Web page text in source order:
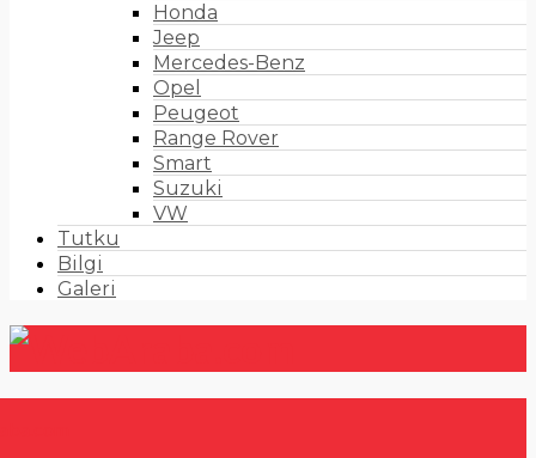
Honda
Jeep
Mercedes-Benz
Opel
Peugeot
Range Rover
Smart
Suzuki
VW
Tutku
Bilgi
Galeri